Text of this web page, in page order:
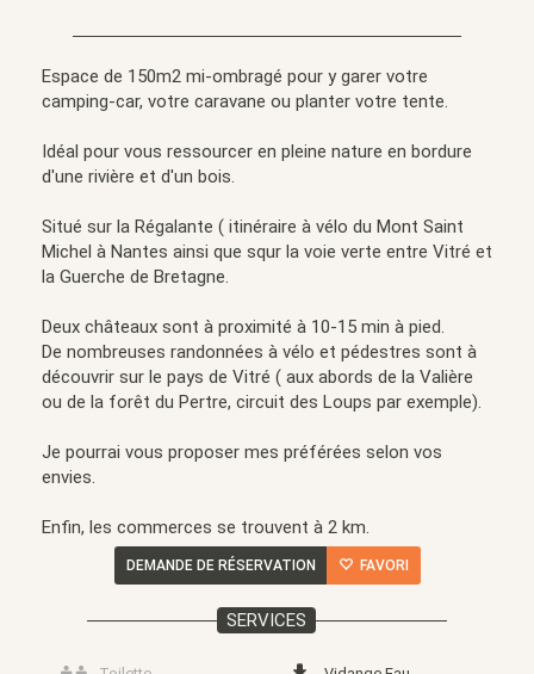
Espace de 150m2 mi-ombragé pour y garer votre
camping-car, votre caravane ou planter votre tente.
Idéal pour vous ressourcer en pleine nature en bordure
d'une rivière et d'un bois.
Situé sur la Régalante ( itinéraire à vélo du Mont Saint
Michel à Nantes ainsi que squr la voie verte entre Vitré et
la Guerche de Bretagne.
Deux châteaux sont à proximité à 10-15 min à pied.
De nombreuses randonnées à vélo et pédestres sont à
découvrir sur le pays de Vitré ( aux abords de la Valière
ou de la forêt du Pertre, circuit des Loups par exemple).
Je pourrai vous proposer mes préférées selon vos
envies.
Enfin, les commerces se trouvent à 2 km.
DEMANDE DE RÉSERVATION FAVORI
SERVICES